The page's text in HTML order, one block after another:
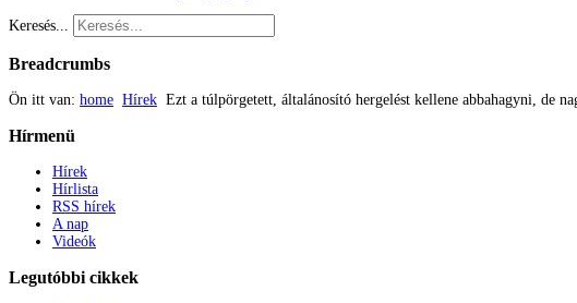
Keresés...
Breadcrumbs
Ön itt van: home Hírek Ezt a túlpörgetett, általánosító hergelést kellene abbahagyni, de
Hírmenü
Hírek
Hírlista
RSS hírek
A nap
Videók
Legutóbbi cikkek